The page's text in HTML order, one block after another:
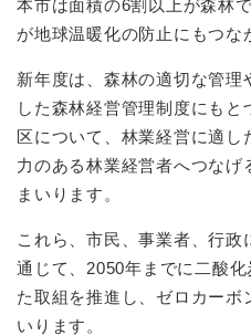
本市は面積の6割以上が森林
が地球温暖化の防止にもつな
新年度は、森林の適切な管理
した森林経営管理制度にも
区について、林業経営に適
力のある林業経営者へつなげ
まいります。
これら、市民、事業者、行
通じて、2050年までに二酸
た取組を推進し、ゼロカーボ
いります。